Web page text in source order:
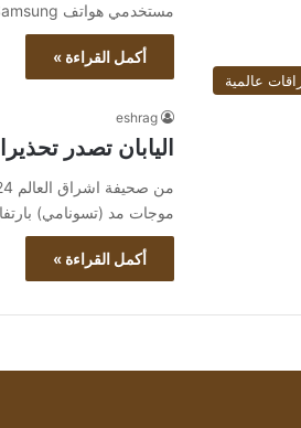
مستخدمي هواتف Samsung المحمولة في البلاد،…
أكمل القراءة »
عالمية
eshrag
اليابان تصدر
موجات مد (تسونامي)
أكمل القراءة »